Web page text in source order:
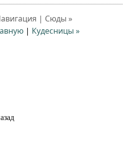
| Сюды »
| Кудесницы »